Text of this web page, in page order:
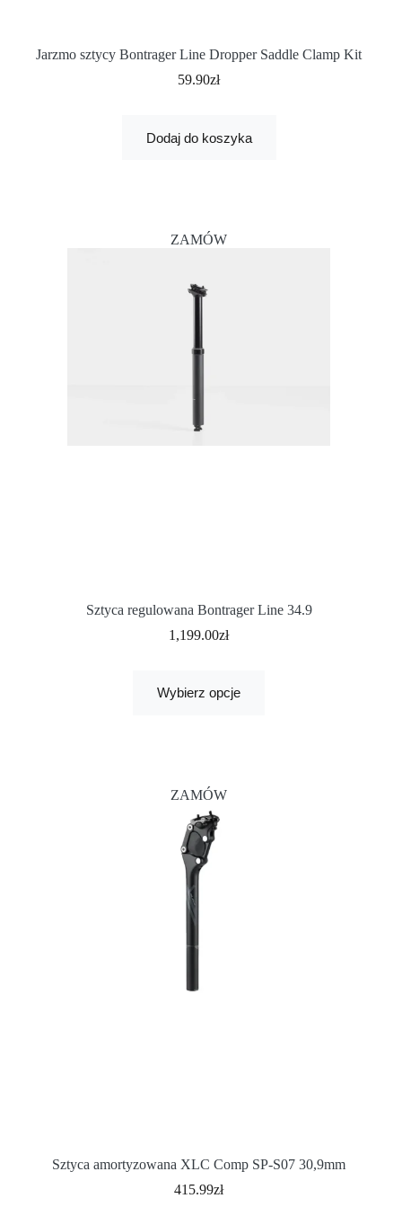
Jarzmo sztycy Bontrager Line Dropper Saddle Clamp Kit
59.90zł
Dodaj do koszyka
ZAMÓW
Sztyca regulowana Bontrager Line 34.9
1,199.00zł
Wybierz opcje
ZAMÓW
Sztyca amortyzowana XLC Comp SP-S07 30,9mm
415.99zł